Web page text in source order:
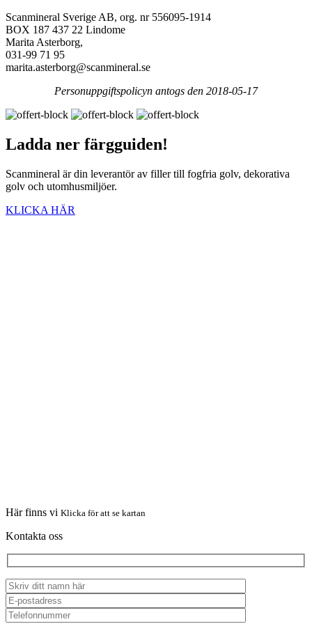
Scanmineral Sverige AB, org. nr 556095-1914
BOX 187 437 22 Lindome
Marita Asterborg,
031-99 71 95
marita.asterborg@scanmineral.se
Personuppgiftspolicyn antogs den 2018-05-17
Ladda ner färgguiden!
Scanmineral är din leverantör av filler till fogfria golv, dekorativa
golv och utomhusmiljöer.
KLICKA HÄR
Här finns vi Klicka för att se kartan
Kontakta oss